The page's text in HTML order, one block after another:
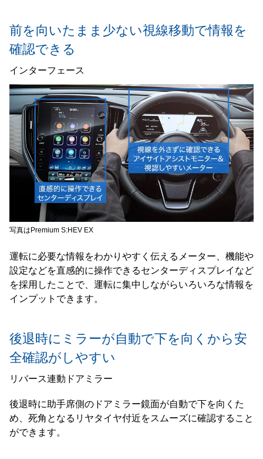
前を向いたまま少ない視線移動で情報を
確認できる
インターフェース
運転に必要な情報をわかりやすく伝えるメーター、機能や
設定などを直感的に操作できるセンターディスプレイなど
を採用したことで、運転に集中しながらいろいろな情報を
インプットできます。
写真はPremium S:HEV EX
後退時にミラーが自動で下を向くから安
全確認がしやすい
リバース連動ドアミラー
後退時に助手席側のドアミラー鏡面が自動で下を向くた
め、死角となるリヤタイヤ付近をスムーズに確認すること
ができます。